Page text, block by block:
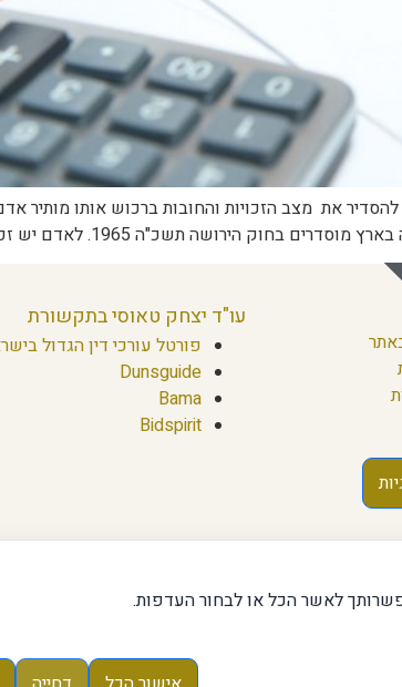
את מצב הזכויות והחובות ברכוש אותו מותיר
1965. לאדם יש זכות מהותית לקבוע ולהורות […]
עו"ד יצחק טאוסי בתקשורת
פורטל עורכי דין הגדול
Dunsguide
Bama
Bidspirit
תוך התמקדות בצרכים האישיים של כל משתמש.
ומדויקות לשאלות.
בתחום. אנו ממליצים לבדוק את המידע מול
לאשר הכל או לבחור העדפות.